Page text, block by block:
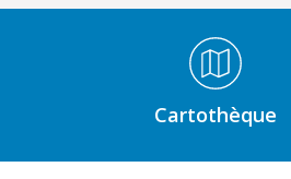
Médiathèque Footer
Cartothèque